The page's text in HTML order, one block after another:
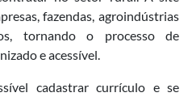
fazendas, agroindústrias
tornando o processo de
e acessível.
cadastrar currículo e se